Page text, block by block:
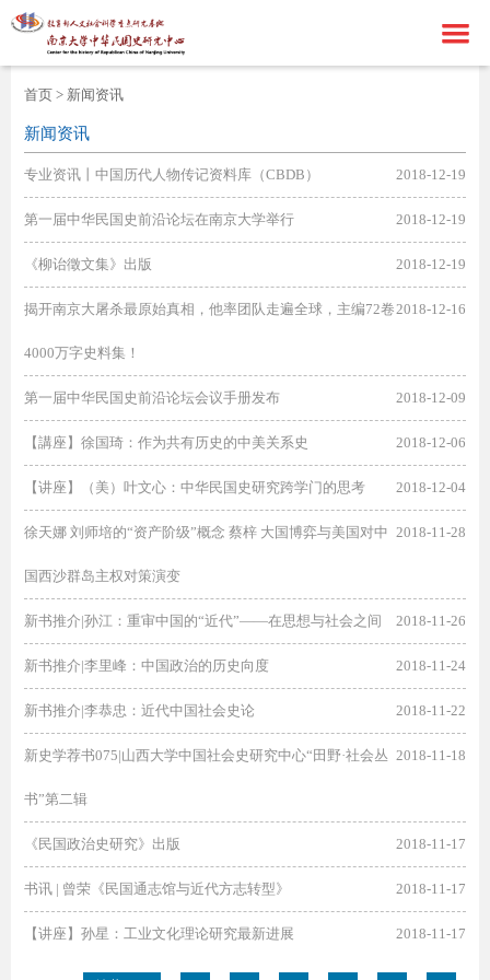
首页
走进基地
中心简介
中心成员
新闻资讯
通知公告
中心新闻
学术资讯
研究成果
学术论著
重要奖项
科研项目
学术期刊
海外民国史
港澳台民国史
国外民国史
联系我们
联系方式
在线留言
ENGLISH
首页 > 新闻资讯
新闻资讯
2018-12-19
专业资讯丨中国历代人物传记资料库（CBDB）
2018-12-19
第一届中华民国史前沿论坛在南京大学举行
2018-12-19
《柳诒徵文集》出版
2018-12-16
揭开南京大屠杀最原始真相，他率团队走遍全球，主编72卷
4000万字史料集！
2018-12-09
第一届中华民国史前沿论坛会议手册发布
2018-12-06
【講座】徐国琦：作为共有历史的中美关系史
2018-12-04
【讲座】（美）叶文心：中华民国史研究跨学门的思考
2018-11-28
徐天娜 刘师培的“资产阶级”概念 蔡梓 大国博弈与美国对中
国西沙群岛主权对策演变
2018-11-26
新书推介|孙江：重审中国的“近代”——在思想与社会之间
2018-11-24
新书推介|李里峰：中国政治的历史向度
2018-11-22
新书推介|李恭忠：近代中国社会史论
2018-11-18
新史学荐书075|山西大学中国社会史研究中心“田野·社会丛
书”第二辑
2018-11-17
《民国政治史研究》出版
2018-11-17
书讯 | 曾荣《民国通志馆与近代方志转型》
2018-11-17
【讲座】孙星：工业文化理论研究最新进展